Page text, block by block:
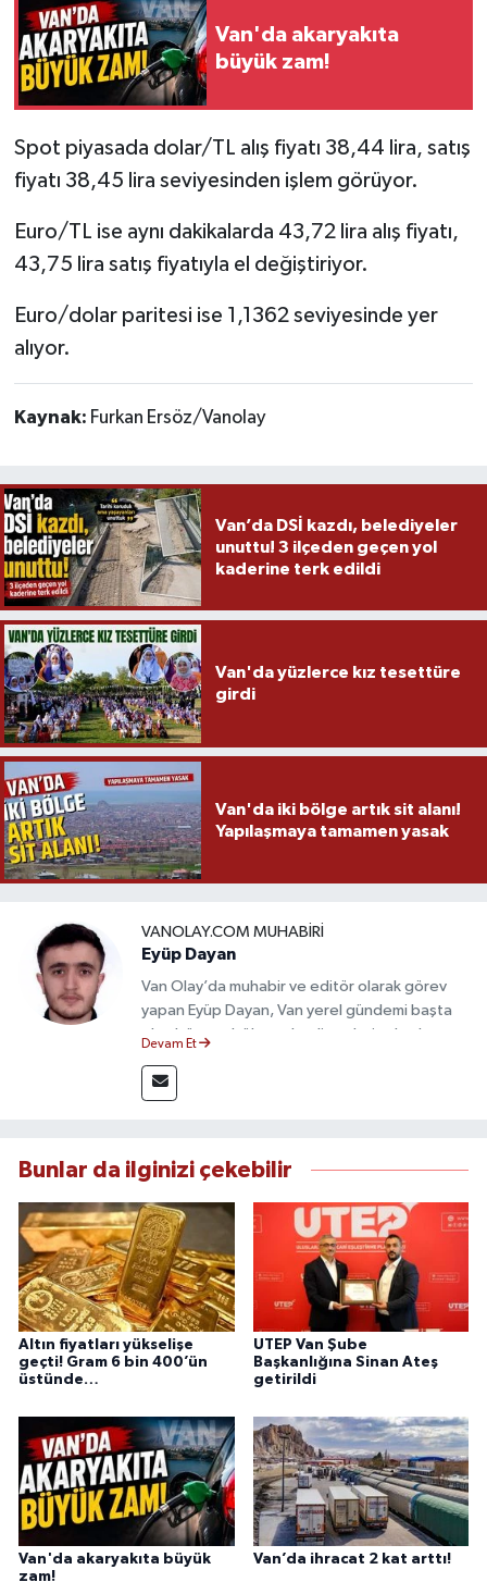
Van'da akaryakıta
büyük zam!
Spot piyasada dolar/TL alış fiyatı 38,44 lira, satış
fiyatı 38,45 lira seviyesinden işlem görüyor.
Euro/TL ise aynı dakikalarda 43,72 lira alış fiyatı,
43,75 lira satış fiyatıyla el değiştiriyor.
Euro/dolar paritesi ise 1,1362 seviyesinde yer
alıyor.
Kaynak: Furkan Ersöz/Vanolay
Van’da DSİ kazdı, belediyeler
unuttu! 3 ilçeden geçen yol
kaderine terk edildi
Van'da yüzlerce kız tesettüre
girdi
Van'da iki bölge artık sit alanı!
Yapılaşmaya tamamen yasak
VANOLAY.COM MUHABIRI
Eyüp Dayan
Van Olay’da muhabir ve editör olarak görev
yapan Eyüp Dayan, Van yerel gündemi başta
olmak üzere bölgesel gelişmeleri sahadan
deneyimiyle doğruluk, tarafsızlık ve etik ilkeleri
esas alan Dayan, güvenilir kaynaklara dayalı
Devam Et
Bunlar da ilginizi çekebilir
Altın fiyatları yükselişe
geçti! Gram 6 bin 400’ün
üstünde…
UTEP Van Şube
Başkanlığına Sinan Ateş
getirildi
Van'da akaryakıta büyük
zam!
Van’da ihracat 2 kat arttı!